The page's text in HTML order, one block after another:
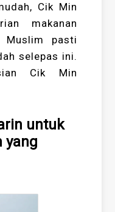
Cik Min
makanan
Muslim pasti
selepas ini.
Cik Min
untuk
yang